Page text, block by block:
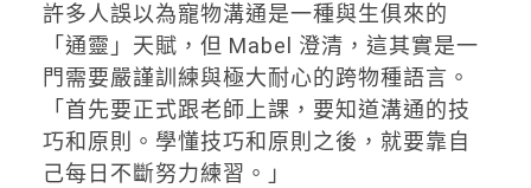
許多人誤以為寵物溝通是一種與生俱來的
「通靈」天賦，但 Mabel 澄清，這其實是一
門需要嚴謹訓練與極大耐心的跨物種語言。
「首先要正式跟老師上課，要知道溝通的技
巧和原則。學懂技巧和原則之後，就要靠自
己每日不斷努力練習。」